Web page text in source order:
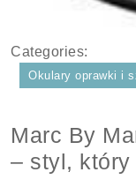
Categories:
Okulary oprawki i
Marc By
– styl,